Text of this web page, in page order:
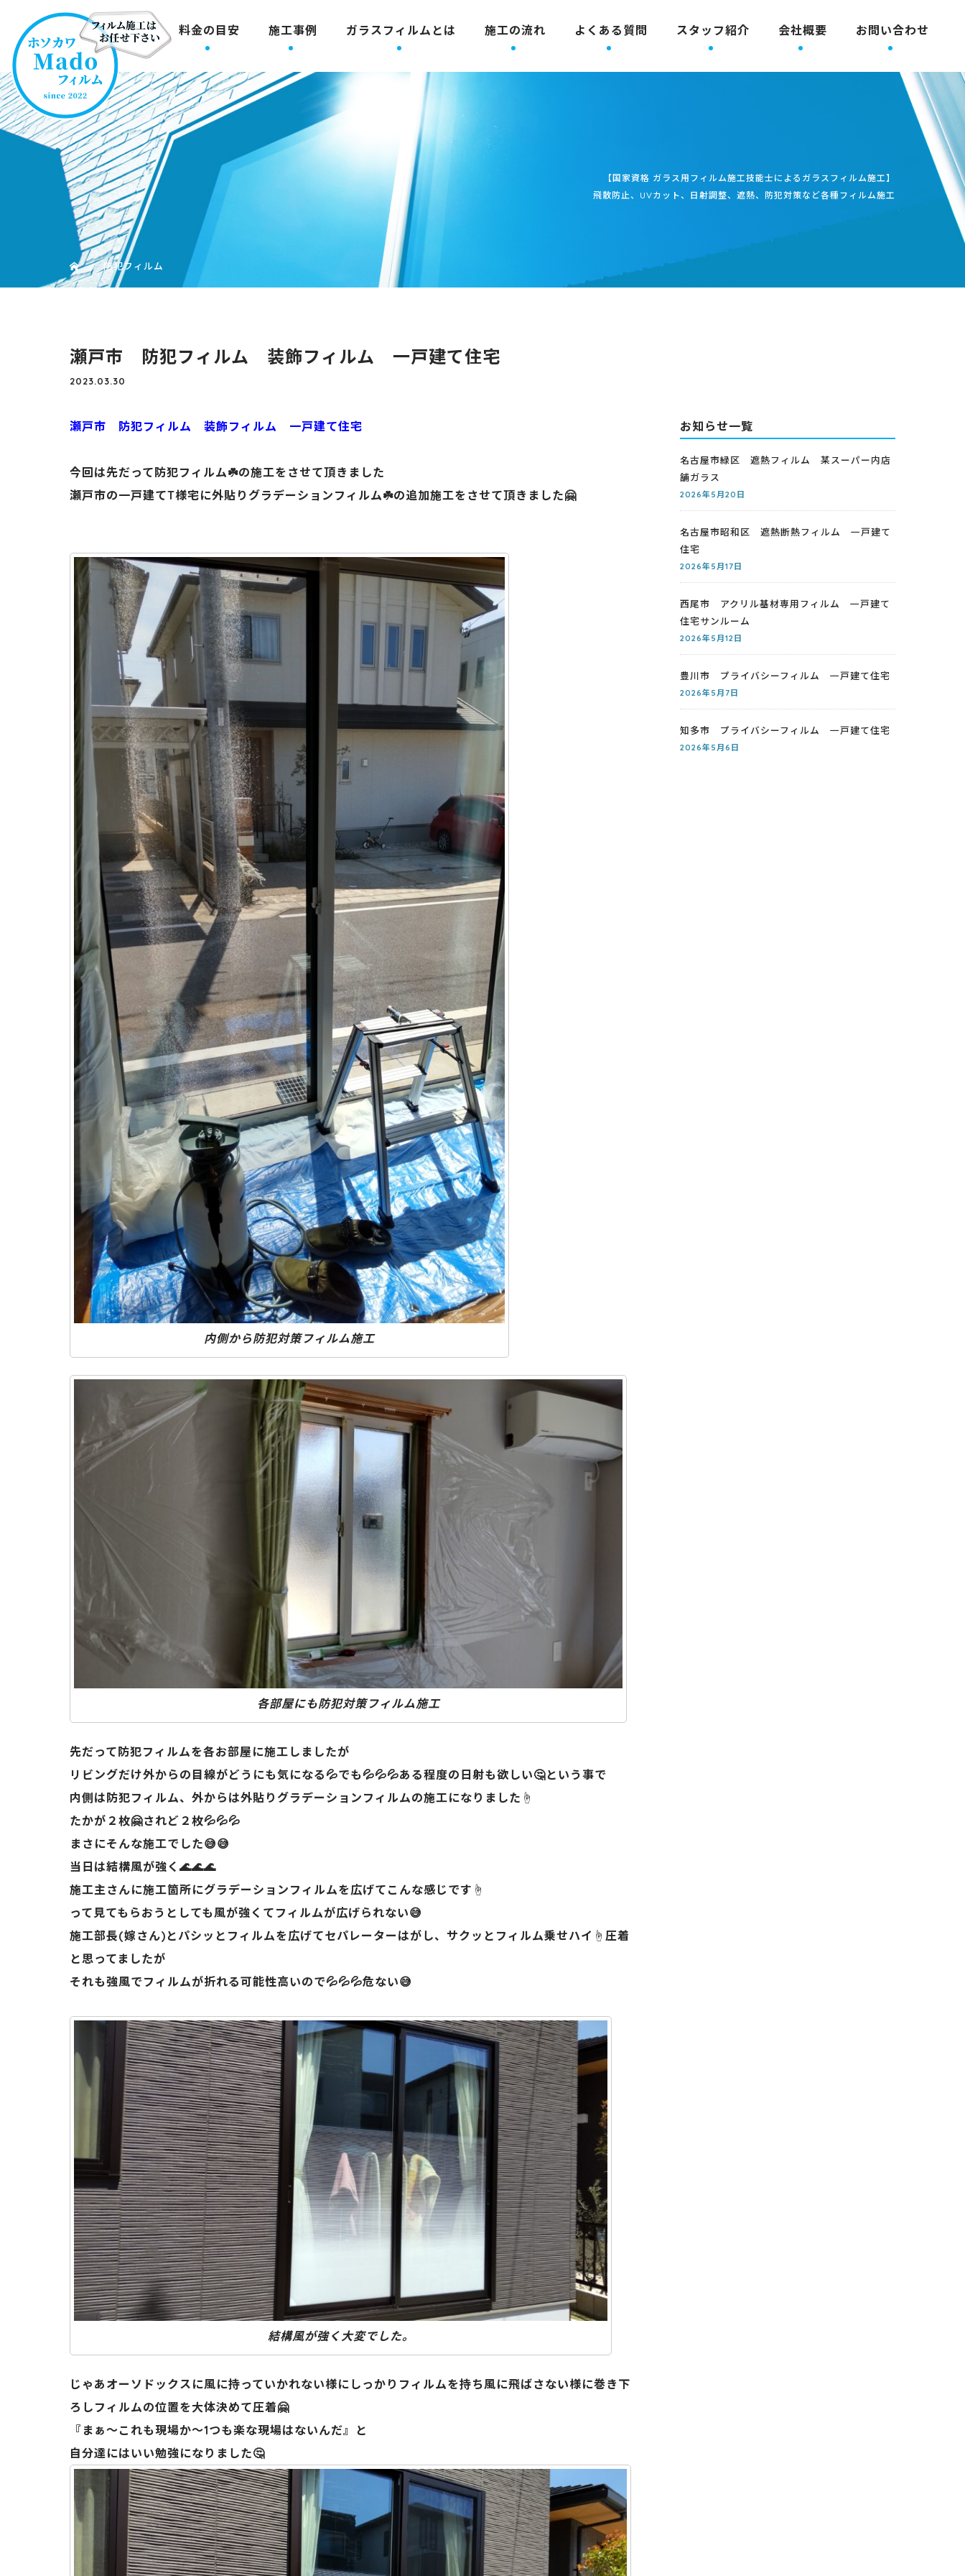
料金の目安 施工事例 ガラスフィルムとは 施工の流れ よくある質問 スタッフ紹介 会社概要 お問い合わせ
【国家資格 ガラス用フィルム施工技能士によるガラスフィルム施工】
飛散防止、UVカット、日射調整、遮熱、防犯対策など各種フィルム施工
防犯フィルム
瀬戸市 防犯フィルム 装飾フィルム 一戸建て住宅
2023.03.30
瀬戸市 防犯フィルム 装飾フィルム 一戸建て住宅
今回は先だって防犯フィルム☘️の施工をさせて頂きました
瀬戸市の一戸建てT様宅に外貼りグラデーションフィルム☘️の追加施工をさせて頂きました🤗
内側から防犯対策フィルム施工
各部屋にも防犯対策フィルム施工
先だって防犯フィルムを各お部屋に施工しましたが
リビングだけ外からの目線がどうにも気になる💦でも💦💦💦ある程度の日射も欲しい🤔という事で
内側は防犯フィルム、外からは外貼りグラデーションフィルムの施工になりました☝️
たかが２枚🤗されど２枚💦💦💦
まさにそんな施工でした😅😅
当日は結構風が強く🌊🌊🌊
施工主さんに施工箇所にグラデーションフィルムを広げてこんな感じです☝️
って見てもらおうとしても風が強くてフィルムが広げられない😅
施工部長(嫁さん)とパシッとフィルムを広げてセパレーターはがし、サクッとフィルム乗せハイ☝️圧着
と思ってましたが
それも強風でフィルムが折れる可能性高いので💦💦💦危ない😅
結構風が強く大変でした。
じゃあオーソドックスに風に持っていかれない様にしっかりフィルムを持ち風に飛ばさない様に巻き下
ろしフィルムの位置を大体決めて圧着🤗
『まぁ～これも現場か～1つも楽な現場はないんだ』と
自分達にはいい勉強になりました🤔
お知らせ一覧
名古屋市緑区 遮熱フィルム 某スーパー内店
舗ガラス
2026年5月20日
名古屋市昭和区 遮熱断熱フィルム 一戸建て
住宅
2026年5月17日
西尾市 アクリル基材専用フィルム 一戸建て
住宅サンルーム
2026年5月12日
豊川市 プライバシーフィルム 一戸建て住宅
2026年5月7日
知多市 プライバシーフィルム 一戸建て住宅
2026年5月6日